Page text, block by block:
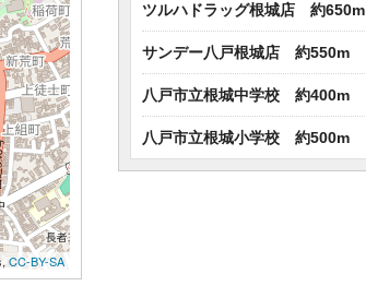
ツルハドラッグ根城店 約650m
サンデー八戸根城店 約550m
八戸市立根城中学校 約400m
八戸市立根城小学校 約500m
CC-BY-SA